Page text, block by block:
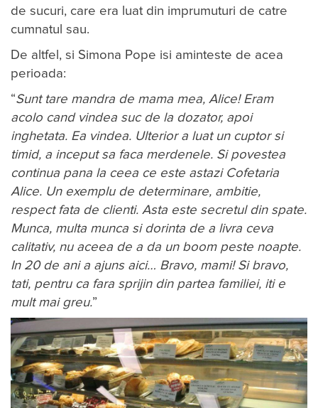
de su­curi, care era luat din imprumuturi de catre
cumnatul sau.
De altfel, si Simona Pope isi aminteste de acea
perioada:
“Sunt tare mandra de mama mea, Alice! Eram
acolo cand vindea suc de la dozator, apoi
inghetata. Ea vindea. Ulterior a luat un cuptor si
timid, a inceput sa faca merdenele. Si povestea
continua pana la ceea ce este astazi Cofetaria
Alice. Un exemplu de determinare, ambitie,
respect fata de clienti. Asta este secretul din spate.
Munca, multa munca si dorinta de a livra ceva
calitativ, nu aceea de a da un boom peste noapte.
In 20 de ani a ajuns aici… Bravo, mami! Si bravo,
tati, pentru ca fara sprijin din partea familiei, iti e
mult mai greu.”